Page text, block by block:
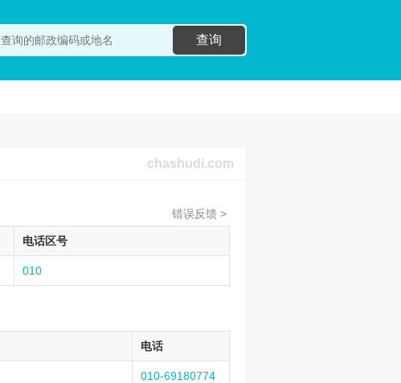
查询
chashudi.com
错误反馈 >
电话区号
010
电话
010-69180774